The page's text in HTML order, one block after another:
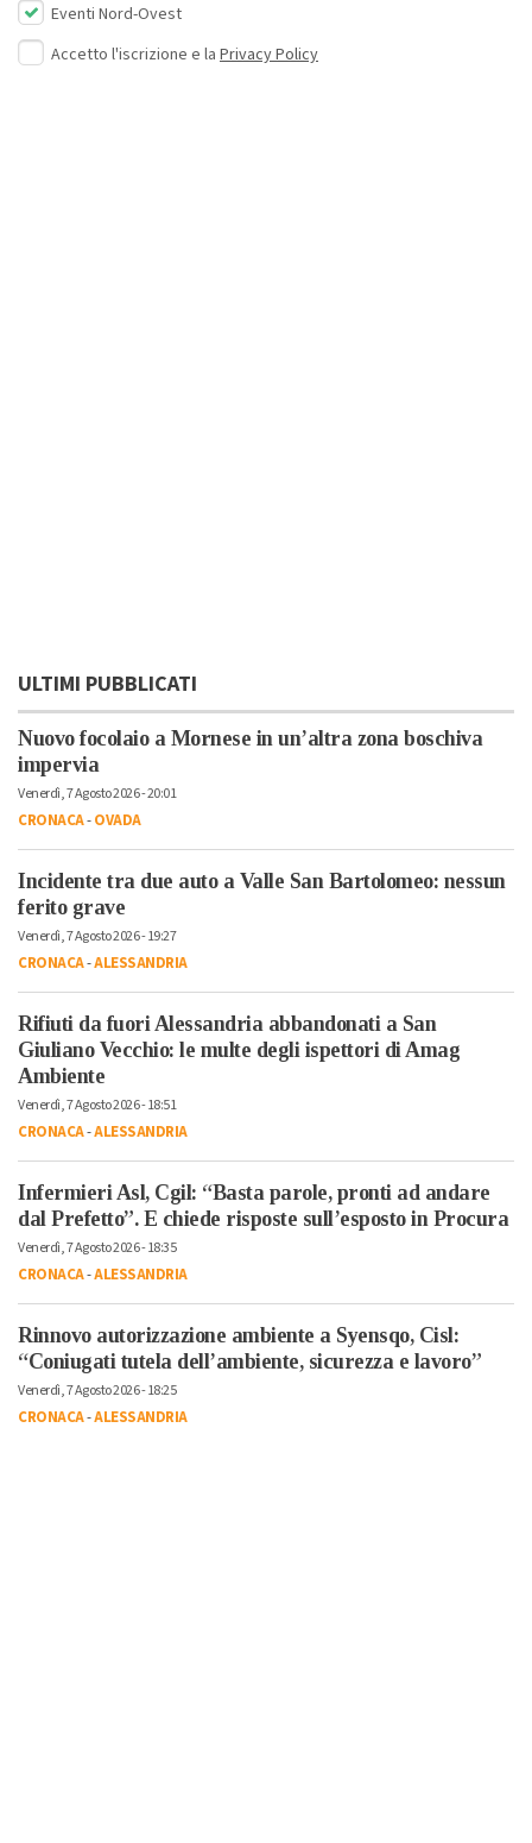
Eventi Nord-Ovest
Accetto l'iscrizione e la Privacy Policy
ULTIMI PUBBLICATI
Nuovo focolaio a Mornese in un’altra zona boschiva
impervia
Venerdì, 7 Agosto 2026 - 20:01
CRONACA-OVADA
Incidente tra due auto a Valle San Bartolomeo: nessun
ferito grave
Venerdì, 7 Agosto 2026 - 19:27
CRONACA-ALESSANDRIA
Rifiuti da fuori Alessandria abbandonati a San
Giuliano Vecchio: le multe degli ispettori di Amag
Ambiente
Venerdì, 7 Agosto 2026 - 18:51
CRONACA-ALESSANDRIA
Infermieri Asl, Cgil: “Basta parole, pronti ad andare
dal Prefetto”. E chiede risposte sull’esposto in Procura
Venerdì, 7 Agosto 2026 - 18:35
CRONACA-ALESSANDRIA
Rinnovo autorizzazione ambiente a Syensqo, Cisl:
“Coniugati tutela dell’ambiente, sicurezza e lavoro”
Venerdì, 7 Agosto 2026 - 18:25
CRONACA-ALESSANDRIA